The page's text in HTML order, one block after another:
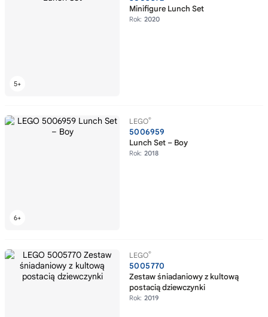
Minifigure Lunch Set
Rok: 2020
LEGO®
5006959
Lunch Set – Boy
Rok: 2018
LEGO®
5005770
Zestaw śniadaniowy z kultową
postacią dziewczynki
Rok: 2019